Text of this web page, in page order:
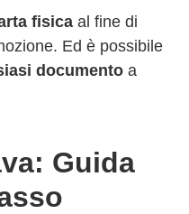
fisica al fine di
Ed è possibile
documento a
Guida